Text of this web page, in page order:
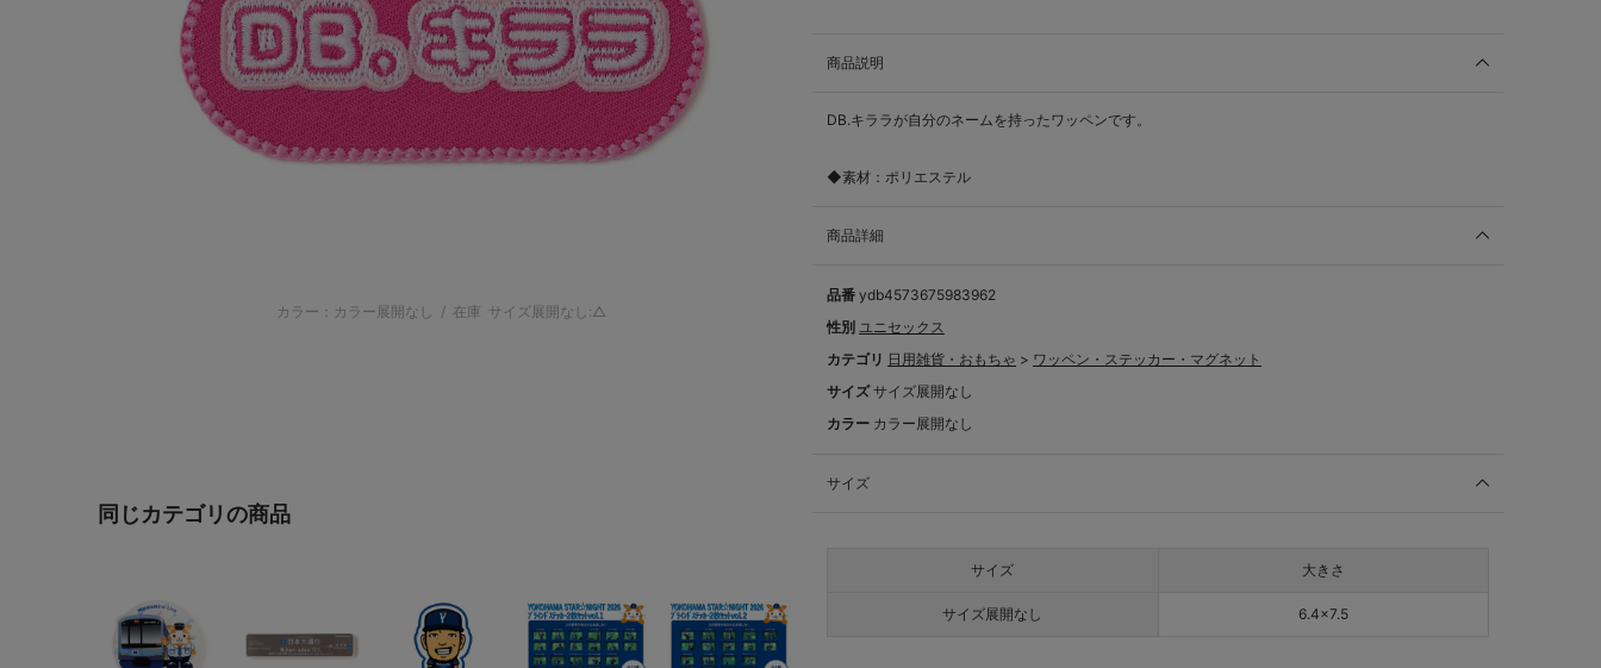
カラー：カラー展開なし / 在庫 サイズ展開なし:△
同じカテゴリの商品
商品説明
DB.キララが自分のネームを持ったワッペンです。
◆素材：ポリエステル
商品詳細
品番 ydb4573675983962
性別 ユニセックス
カテゴリ 日用雑貨・おもちゃ > ワッペン・ステッカー・マグネット
サイズ サイズ展開なし
カラー カラー展開なし
サイズ
サイズ 大きさ
サイズ展開なし 6.4×7.5